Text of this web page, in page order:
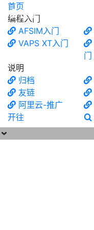
食铁兽
首页
编程入门
AFSIM入门
VAPS XT入门
门
说明
归档
友链
阿里云-推广
开往